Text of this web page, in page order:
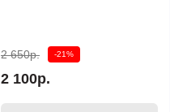
2 650р. -21%
2 100р.